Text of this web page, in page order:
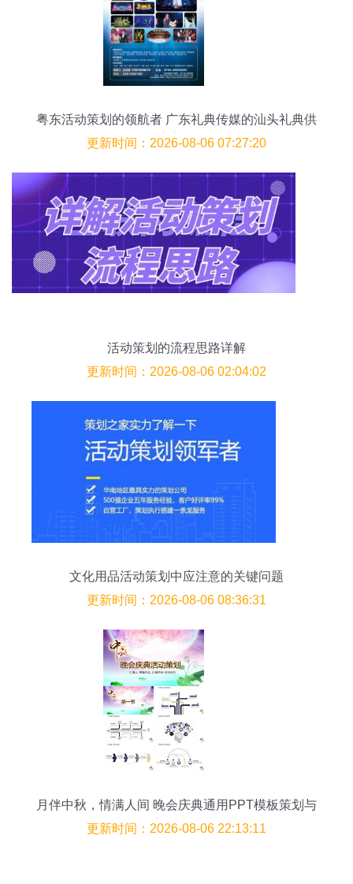
粤东活动策划的领航者 广东礼典传媒的汕头礼典供
应之道
更新时间：2026-08-06 07:27:20
活动策划的流程思路详解
更新时间：2026-08-06 02:04:02
文化用品活动策划中应注意的关键问题
更新时间：2026-08-06 08:36:31
月伴中秋，情满人间 晚会庆典通用PPT模板策划与
应用指南
更新时间：2026-08-06 22:13:11